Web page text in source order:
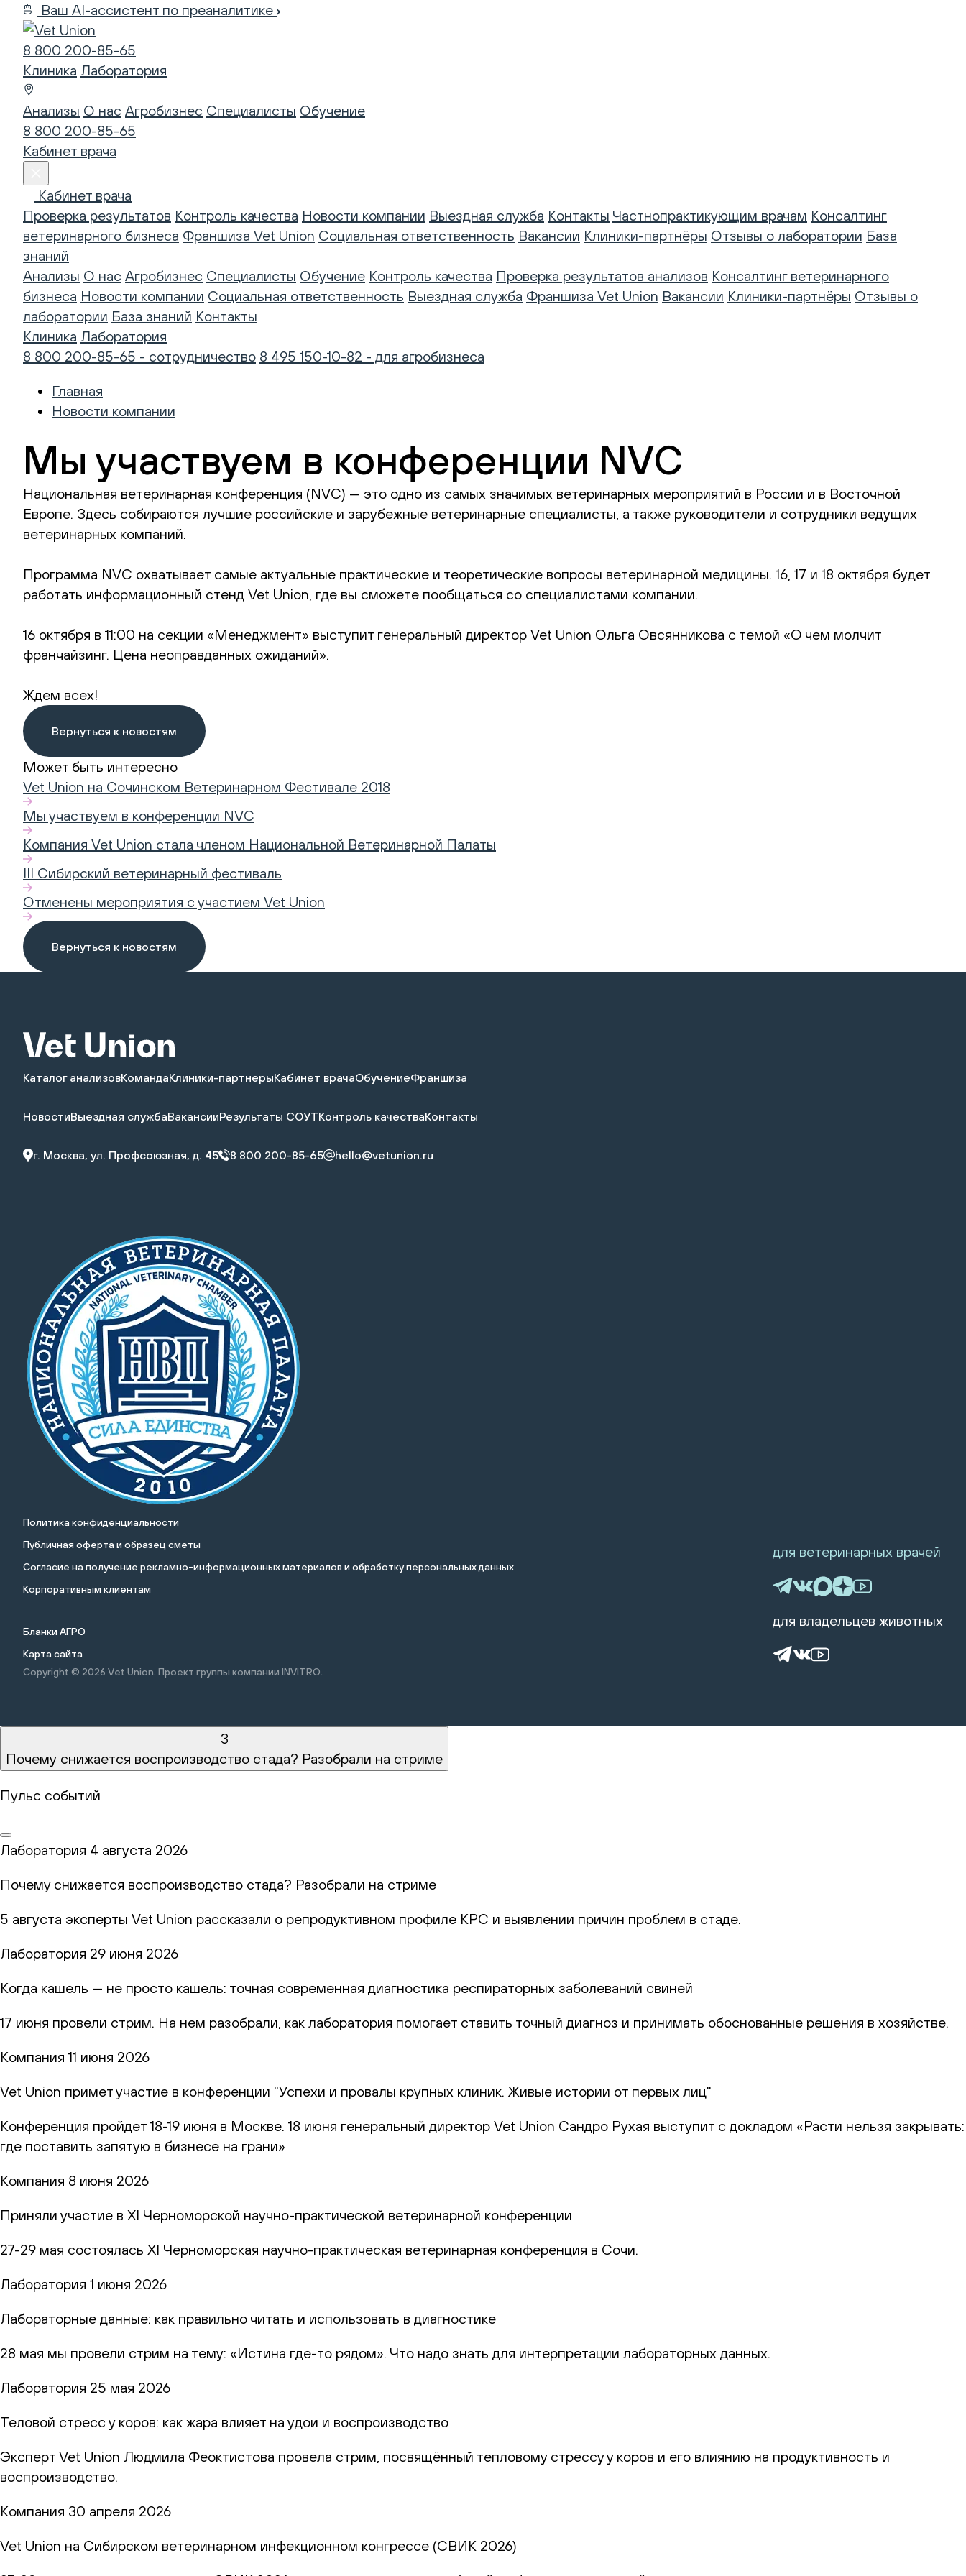
Ваш AI-ассистент по преаналитике
8 800 200-85-65
Клиника Лаборатория
Анализы О нас Агробизнес Специалисты Обучение
8 800 200-85-65
Кабинет врача
Кабинет врача
Проверка результатов Контроль качества Новости компании Выездная служба Контакты Частнопрактикующим врачам Консалтинг
ветеринарного бизнеса Франшиза Vet Union Социальная ответственность Вакансии Клиники-партнёры Отзывы о лаборатории База
знаний
Анализы О нас Агробизнес Специалисты Обучение Контроль качества Проверка результатов анализов Консалтинг ветеринарного
бизнеса Новости компании Социальная ответственность Выездная служба Франшиза Vet Union Вакансии Клиники-партнёры Отзывы о
лаборатории База знаний Контакты
Клиника Лаборатория
8 800 200-85-65 - сотрудничество 8 495 150-10-82 - для агробизнеса
Главная
Новости компании
Мы участвуем в конференции NVC
Национальная ветеринарная конференция (NVC) — это одно из самых значимых ветеринарных мероприятий в России и в Восточной
Европе. Здесь собираются лучшие российские и зарубежные ветеринарные специалисты, а также руководители и сотрудники ведущих
ветеринарных компаний.
Программа NVC охватывает самые актуальные практические и теоретические вопросы ветеринарной медицины. 16, 17 и 18 октября будет
работать информационный стенд Vet Union, где вы сможете пообщаться со специалистами компании.
16 октября в 11:00 на секции «Менеджмент» выступит генеральный директор Vet Union Ольга Овсянникова с темой «О чем молчит
франчайзинг. Цена неоправданных ожиданий».
Ждем всех!
Вернуться к новостям
Может быть интересно
Vet Union на Сочинском Ветеринарном Фестивале 2018
Мы участвуем в конференции NVC
Компания Vet Union стала членом Национальной Ветеринарной Палаты
III Сибирский ветеринарный фестиваль
Отменены мероприятия с участием Vet Union
Вернуться к новостям
Каталог анализовКомандаКлиники-партнерыКабинет врачаОбучениеФраншиза
НовостиВыездная службаВакансииРезультаты СОУТКонтроль качестваКонтакты
г. Москва, ул. Профсоюзная, д. 45 8 800 200-85-65 hello@vetunion.ru
Политика конфиденциальности
Публичная оферта и образец сметы
Cогласие на получение рекламно-информационных материалов и обработку персональных данных
Корпоративным клиентам
Бланки АГРО
Карта сайта
Copyright © 2026 Vet Union. Проект группы компании INVITRO.
для ветеринарных врачей
для владельцев животных
3
Почему снижается воспроизводство стада? Разобрали на стриме
Пульс событий
Лаборатория 4 августа 2026
Почему снижается воспроизводство стада? Разобрали на стриме
5 августа эксперты Vet Union рассказали о репродуктивном профиле КРС и выявлении причин проблем в стаде.
Лаборатория 29 июня 2026
Когда кашель — не просто кашель: точная современная диагностика респираторных заболеваний свиней
17 июня провели стрим. На нем разобрали, как лаборатория помогает ставить точный диагноз и принимать обоснованные решения в хозяйстве.
Компания 11 июня 2026
Vet Union примет участие в конференции "Успехи и провалы крупных клиник. Живые истории от первых лиц"
Конференция пройдет 18-19 июня в Москве. 18 июня генеральный директор Vet Union Сандро Рухая выступит с докладом «Расти нельзя закрывать:
где поставить запятую в бизнесе на грани»
Компания 8 июня 2026
Приняли участие в XI Черноморской научно-практической ветеринарной конференции
27-29 мая состоялась XI Черноморская научно-практическая ветеринарная конференция в Сочи.
Лаборатория 1 июня 2026
Лабораторные данные: как правильно читать и использовать в диагностике
28 мая мы провели стрим на тему: «Истина где-то рядом». Что надо знать для интерпретации лабораторных данных.
Лаборатория 25 мая 2026
Теловой стресс у коров: как жара влияет на удои и воспроизводство
Эксперт Vet Union Людмила Феоктистова провела стрим, посвящённый тепловому стрессу у коров и его влиянию на продуктивность и
воспроизводство.
Компания 30 апреля 2026
Vet Union на Сибирском ветеринарном инфекционном конгрессе (СВИК 2026)